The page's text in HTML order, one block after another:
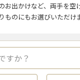
お出かけなど、両手を空
ものにもお選びいただけ